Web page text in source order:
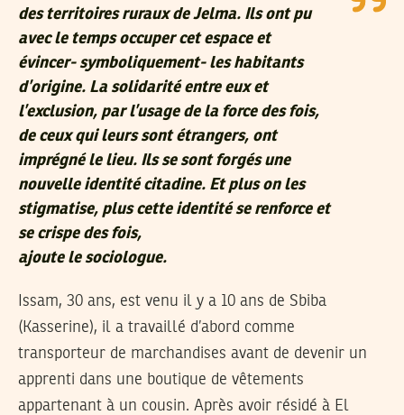
des territoires ruraux de Jelma. Ils ont pu
avec le temps occuper cet espace et
évincer- symboliquement- les habitants
d’origine. La solidarité entre eux et
l’exclusion, par l’usage de la force des fois,
de ceux qui leurs sont étrangers, ont
imprégné le lieu. Ils se sont forgés une
nouvelle identité citadine. Et plus on les
stigmatise, plus cette identité se renforce et
se crispe des fois,
ajoute le sociologue.
Issam, 30 ans, est venu il y a 10 ans de Sbiba
(Kasserine), il a travaillé d’abord comme
transporteur de marchandises avant de devenir un
apprenti dans une boutique de vêtements
appartenant à un cousin. Après avoir résidé à El